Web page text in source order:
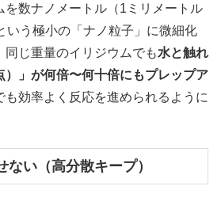
数ナノメートル（1ミリメートル
いう極小の「ナノ粒子」に微細化
同じ重量のイリジウムでも水と触れ
）」が何倍〜何十倍にもプレップア
も効率よく反応を進められるように
い（高分散キープ）